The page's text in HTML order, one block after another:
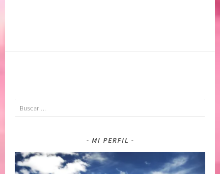
Buscar:
MI PERFIL